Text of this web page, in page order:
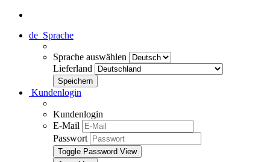
de Sprache
Sprache auswählen
Lieferland
Kundenlogin
Kundenlogin
E-Mail
Passwort
Toggle Password View